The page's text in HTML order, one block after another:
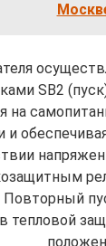
SB2
на
и
Повторный
тепловой